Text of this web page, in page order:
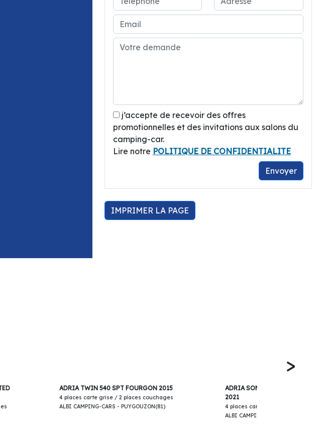
j’accepte de recevoir des offres
promotionnelles et des invitations aux salons du
camping-car.
Lire notre POLITIQUE DE CONFIDENTIALITE
Envoyer
IMPRIMER LA PAGE
ADRIA TWIN 540 SPT FOURGON 2015
4 places carte grise / 2 places couchages
ALBI CAMPING-CARS - PUYGOUZON(81)
ADRIA SONIC AXESS 600 SL
2021
4 places carte grise / 4 places
ALBI CAMPING-CARS -
>